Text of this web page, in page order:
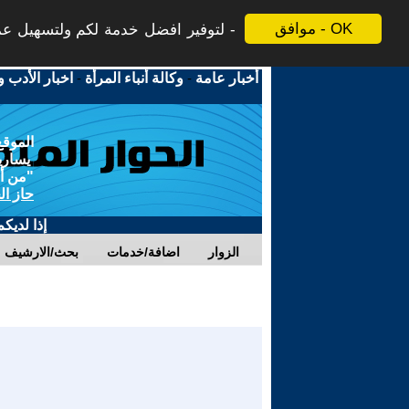
موافق - OK لتوفير افضل خدمة لكم ولتسهيل
أخبار عامة -وكالة أنباء المرأة - اخبار الأدب
"من
حاز
إذا
بحث/الارشيف اضافة/خدمات الزوار